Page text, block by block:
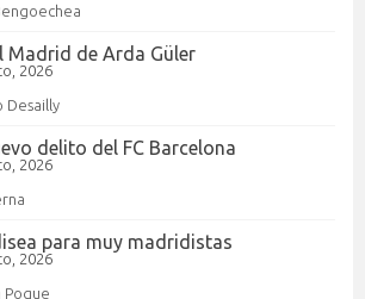
Madrid de Arda Güler
2026
Desailly
delito del FC Barcelona
2026
para muy madridistas
2026
Pogue